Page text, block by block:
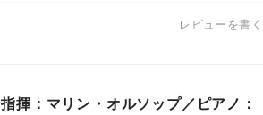
レビューを書く
揮：マリン・オルソップ／ピアノ：